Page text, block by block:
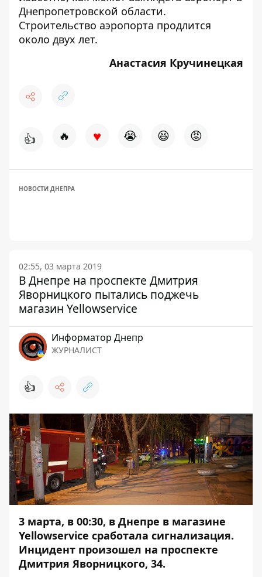
Днепропетровской области.
Строительство аэропорта продлится
около двух лет.
Анастасия Кручинецкая
👍 🔥 ♥ 😭 😆 😡
НОВОСТИ ДНЕПРА
02:55, 03 марта 2019
В Днепре на проспекте Дмитрия
Яворницкого пытались поджечь
магазин Yellowservice
Информатор Днепр
ЖУРНАЛИСТ
👍
3 марта, в 00:30, в Днепре в магазине
Yellowservice сработала сигнализация.
Инцидент произошел на проспекте
Дмитрия Яворницкого, 34.